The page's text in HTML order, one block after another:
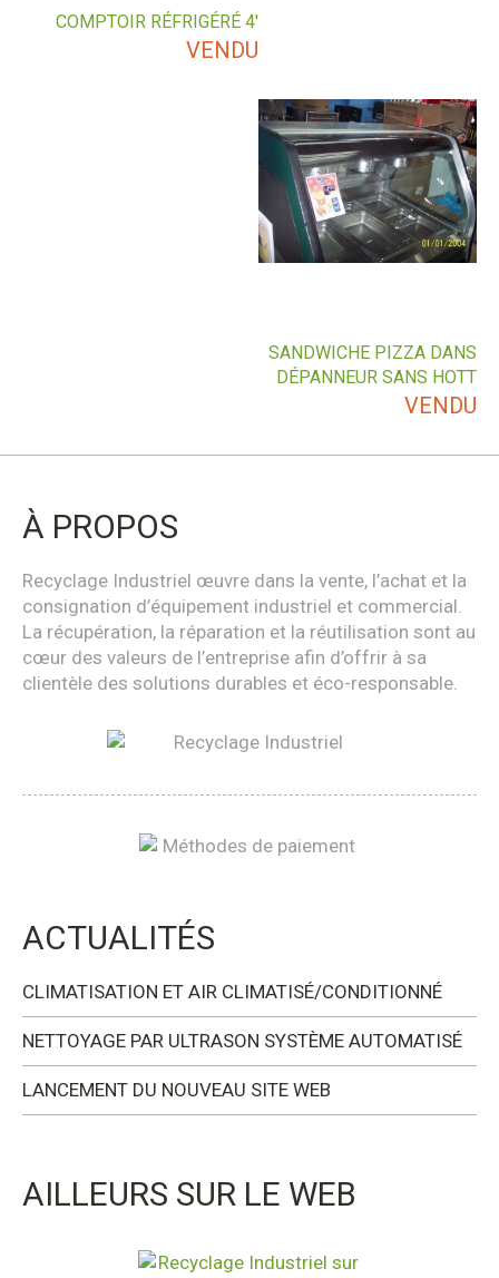
COMPTOIR RÉFRIGÉRÉ 4′
VENDU
SANDWICHE PIZZA DANS
DÉPANNEUR SANS HOTT
VENDU
À PROPOS
Recyclage Industriel œuvre dans la vente, l’achat et la
consignation d’équipement industriel et commercial.
La récupération, la réparation et la réutilisation sont au
cœur des valeurs de l’entreprise afin d’offrir à sa
clientèle des solutions durables et éco-responsable.
ACTUALITÉS
CLIMATISATION ET AIR CLIMATISÉ/CONDITIONNÉ
NETTOYAGE PAR ULTRASON SYSTÈME AUTOMATISÉ
LANCEMENT DU NOUVEAU SITE WEB
AILLEURS SUR LE WEB